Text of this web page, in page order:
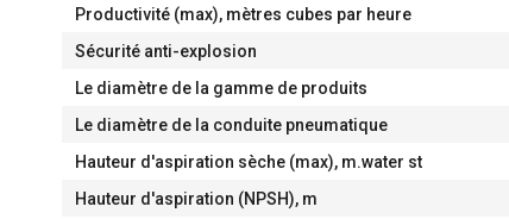
Productivité (max), mètres cubes par heure
Sécurité anti-explosion
Le diamètre de la gamme de produits
Le diamètre de la conduite pneumatique
Hauteur d'aspiration sèche (max), m.water st
Hauteur d'aspiration (NPSH), m